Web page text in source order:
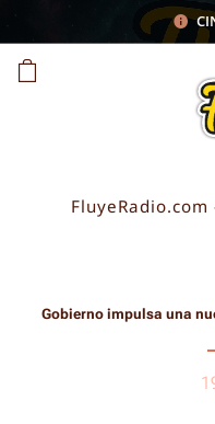
Gobierno impulsa una